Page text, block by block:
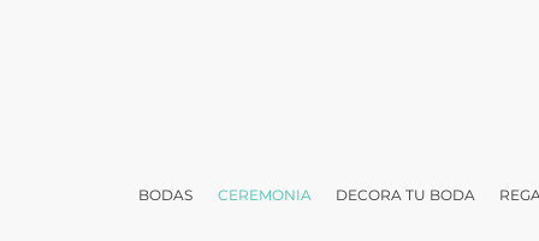
BODAS CEREMONIA DECORA TU BODA